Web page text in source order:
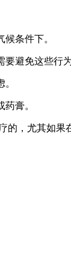
条件下。
避免这些行
膏。
，尤其如